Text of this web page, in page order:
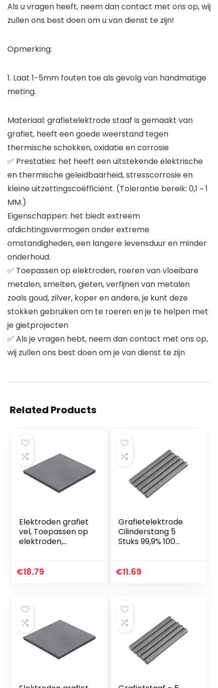
Als u vragen heeft, neem dan contact met ons op, wij
zullen ons best doen om u van dienst te zijn!
Opmerking:
1. Laat 1-5mm fouten toe als gevolg van handmatige
meting.
Materiaal: grafietelektrode staaf is gemaakt van
grafiet, heeft een goede weerstand tegen
thermische schokken, oxidatie en corrosie
✅ Prestaties: het heeft een uitstekende elektrische
en thermische geleidbaarheid, stresscorrosie en
kleine uitzettingscoëfficiënt. (Tolerantie bereik: 0,1 ~ 1
MM.)
Eigenschappen: het biedt extreem
afdichtingsvermogen onder extreme
omstandigheden, een langere levensduur en minder
onderhoud.
✅ Toepassen op elektroden, roeren van vloeibare
metalen, smelten, gieten, verfijnen van metalen
zoals goud, zilver, koper en andere, je kunt deze
stokken gebruiken om te roeren en je te helpen met
je gietprojecten
✅ Als je vragen hebt, neem dan contact met ons op,
wij zullen ons best doen om je van dienst te zijn
Related Products
Elektroden grafiet
vel, Toepassen op
elektroden,
mm (1st).
€18.79
Grafietelektrode
Cilinderstang 5
Stuks 99,9% 100
Weerstand
€11.69